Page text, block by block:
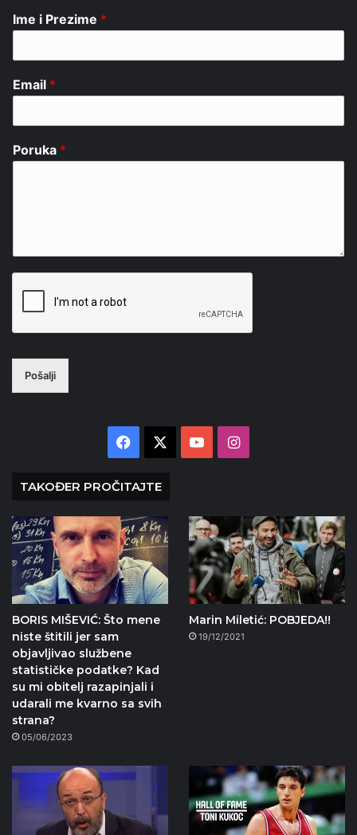
Ime i Prezime *
Email *
Poruka *
Pošalji
Facebook YouTubeInstagram
TAKOĐER PROČITAJTE
BORIS MIŠEVIĆ: Što mene
niste štitili jer sam
objavljivao službene
statističke podatke? Kad
su mi obitelj razapinjali i
udarali me kvarno sa svih
strana?
05/06/2023
Marin Miletić: POBJEDA!!
19/12/2021